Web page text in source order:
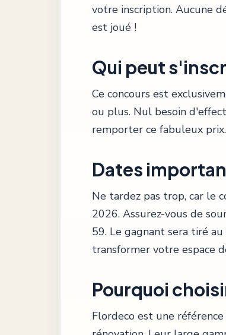
votre inscription. Aucune
est joué !
Qui peut
Ce concours est
ou plus. Nul besoin
remporter ce fabuleux prix.
Dates
Ne tardez pas trop, car le
2026. Assurez-vous de
59. Le gagnant sera tiré
transformer votre espace
Pourquoi
Flordeco est une